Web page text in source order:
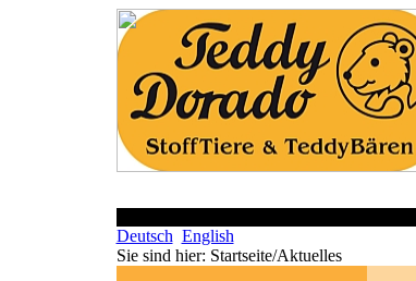
Deutsch English
Sie sind hier: Startseite/Aktuelles